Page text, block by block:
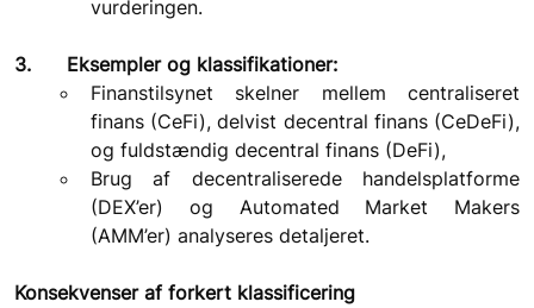
vurderingen.
3.      Eksempler og klassifikationer:
Finanstilsynet skelner mellem centraliseret
finans (CeFi), delvist decentral finans (CeDeFi),
og fuldstændig decentral finans (DeFi),
Brug af decentraliserede handelsplatforme
(DEX’er) og Automated Market Makers
(AMM’er) analyseres detaljeret.
Konsekvenser af forkert klassificering